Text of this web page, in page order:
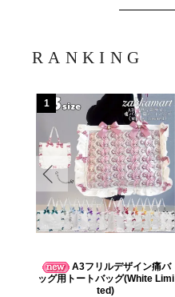
RANKING
1
A3フリルデザイン痛バ
ッグ用トートバッグ(White Limi
ted)